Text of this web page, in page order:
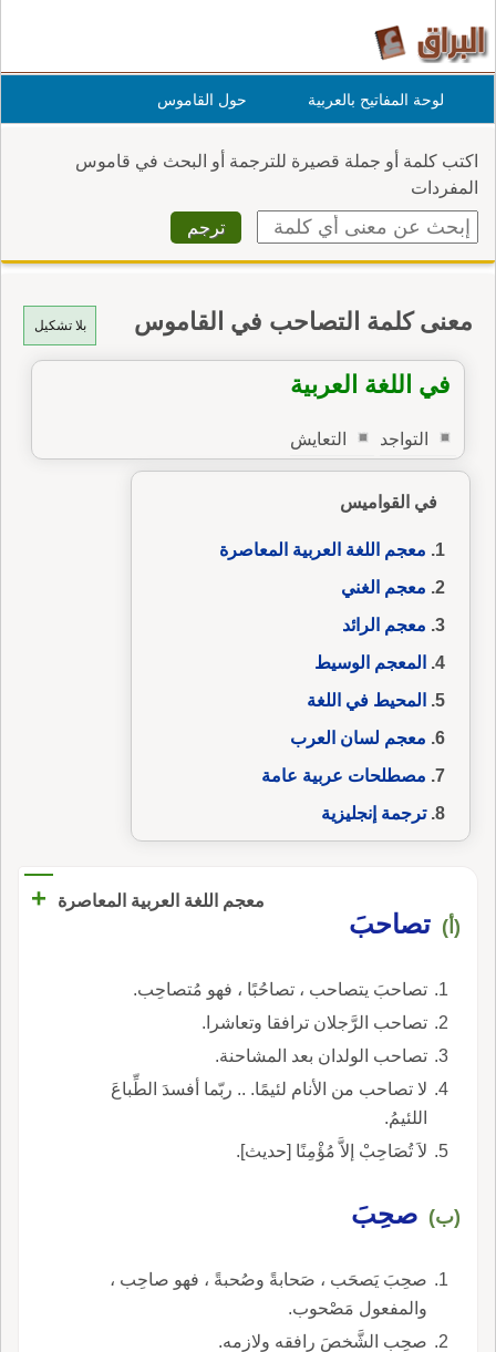
لوحة المفاتيح بالعربية حول القاموس
اكتب كلمة أو جملة قصيرة للترجمة أو البحث في قاموس
المفردات
بلا تشكيل معنى كلمة التصاحب في القاموس
في اللغة العربية
التواجد التعايش
في القواميس
معجم اللغة العربية المعاصرة
معجم الغني
معجم الرائد
المعجم الوسيط
المحيط في اللغة
معجم لسان العرب
مصطلحات عربية عامة
ترجمة إنجليزية
معجم اللغة العربية المعاصرة +
(أ) تصاحبَ
تصاحبَ يتصاحب ، تصاحُبًا ، فهو مُتصاحِب.
تصاحب الرَّجلان ترافقا وتعاشرا.
تصاحب الولدان بعد المشاحنة.
لا تصاحب من الأنام لئيمًا. .. ربّما أفسدَ الطِّباعَ
اللئيمُ.
لاَ تُصَاحِبْ إلاَّ مُؤْمِنًا [حديث].
(ب) صحِبَ
صحِبَ يَصحَب ، صَحابةً وصُحبةً ، فهو صاحِب ،
والمفعول مَصْحوب.
صحِب الشَّخصَ رافقه ولازمه.